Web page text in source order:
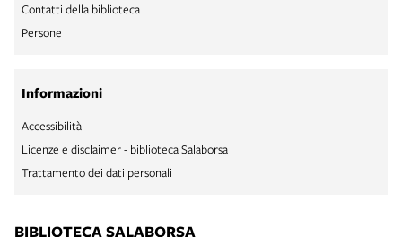
Contatti della biblioteca
Persone
Informazioni
Accessibilità
Licenze e disclaimer - biblioteca Salaborsa
Trattamento dei dati personali
BIBLIOTECA SALABORSA